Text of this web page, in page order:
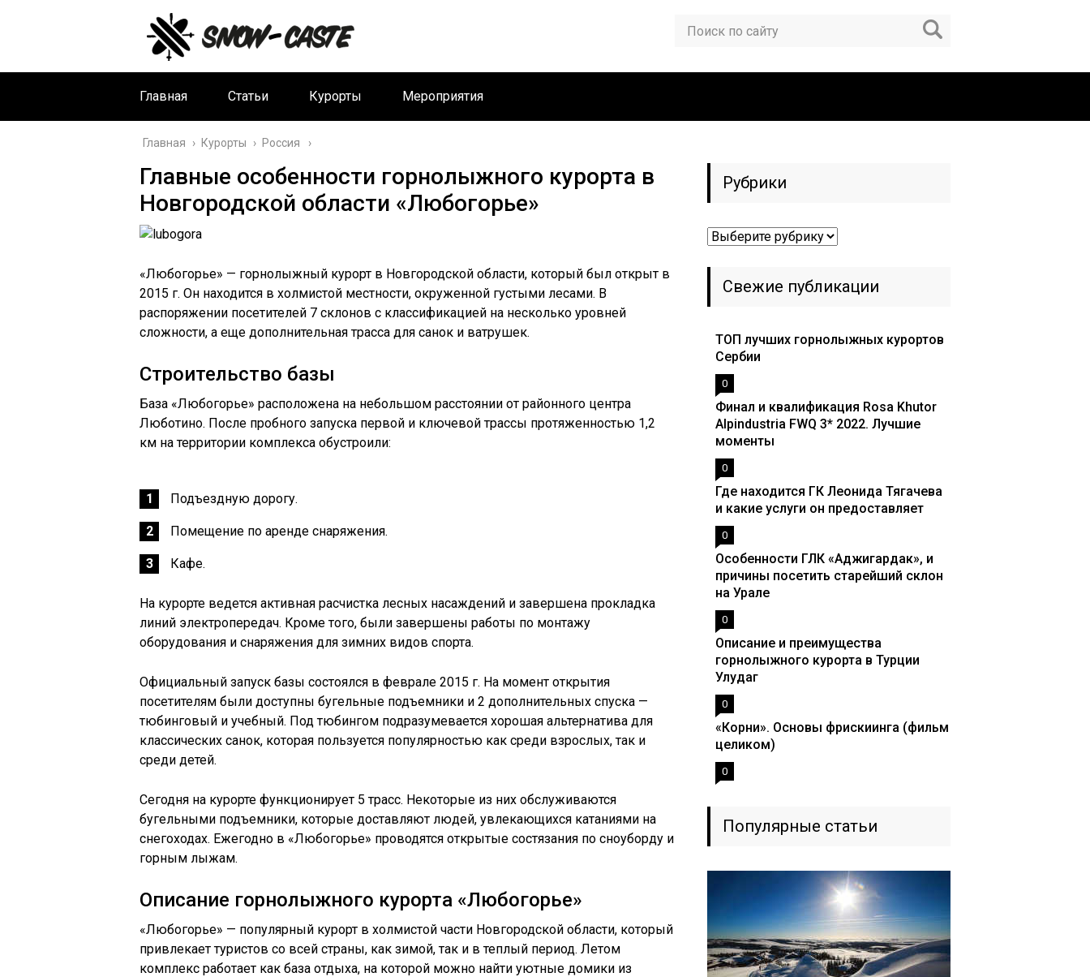
Главная Статьи Курорты Мероприятия
Главная › Курорты › Россия
Главные особенности горнолыжного курорта в
Новгородской области «Любогорье»
«Любогорье» — горнолыжный курорт в Новгородской области, который был открыт в
2015 г. Он находится в холмистой местности, окруженной густыми лесами. В
распоряжении посетителей 7 склонов с классификацией на несколько уровней
сложности, а еще дополнительная трасса для санок и ватрушек.
Строительство базы
База «Любогорье» расположена на небольшом расстоянии от районного центра
Люботино. После пробного запуска первой и ключевой трассы протяженностью 1,2
км на территории комплекса обустроили:
Подъездную дорогу.
Помещение по аренде снаряжения.
Кафе.
На курорте ведется активная расчистка лесных насаждений и завершена прокладка
линий электропередач. Кроме того, были завершены работы по монтажу
оборудования и снаряжения для зимних видов спорта.
Официальный запуск базы состоялся в феврале 2015 г. На момент открытия
посетителям были доступны бугельные подъемники и 2 дополнительных спуска —
тюбинговый и учебный. Под тюбингом подразумевается хорошая альтернатива для
классических санок, которая пользуется популярностью как среди взрослых, так и
среди детей.
Сегодня на курорте функционирует 5 трасс. Некоторые из них обслуживаются
бугельными подъемники, которые доставляют людей, увлекающихся катаниями на
снегоходах. Ежегодно в «Любогорье» проводятся открытые состязания по сноуборду и
горным лыжам.
Описание горнолыжного курорта «Любогорье»
«Любогорье» — популярный курорт в холмистой части Новгородской области, который
привлекает туристов со всей страны, как зимой, так и в теплый период. Летом
комплекс работает как база отдыха, на которой можно найти уютные домики из
Рубрики
Рубрики
Свежие публикации
ТОП лучших горнолыжных курортов
Сербии
0
Финал и квалификация Rosa Khutor
Alpindustria FWQ 3* 2022. Лучшие
моменты
0
Где находится ГК Леонида Тягачева
и какие услуги он предоставляет
0
Особенности ГЛК «Аджигардак», и
причины посетить старейший склон
на Урале
0
Описание и преимущества
горнолыжного курорта в Турции
Улудаг
0
«Корни». Основы фрискиинга (фильм
целиком)
0
Популярные статьи